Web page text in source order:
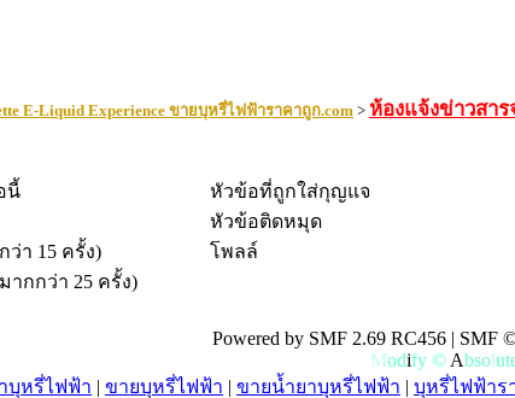
E-Liquid Experience ขายบุหรี่ไฟฟ้าราคาถูก.com > ห้องแจ้งข่าวสา
นี้
า 15 ครั้ง)
กกว่า 25 ครั้ง)
หัวข้อที่ถูกใส่กุญแจ
หัวข้อติดหมุด
โพลล์
Powered by SMF 2.69 RC456 | SMF
Modify ©Absolut
บุหรี่ไฟฟ้า ขายบุหรี่ไฟฟ้า ขายน้ำยาบุหรี่ไฟฟ้า บุหรี่ไฟฟ้าร